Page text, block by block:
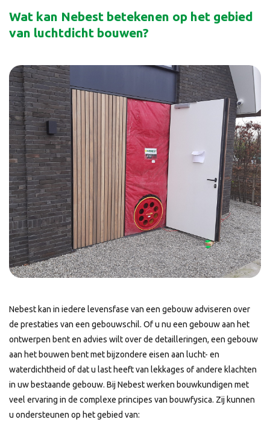
Wat kan Nebest betekenen op het gebied
van luchtdicht bouwen?
Nebest kan in iedere levensfase van een gebouw adviseren over
de prestaties van een gebouwschil. Of u nu een gebouw aan het
ontwerpen bent en advies wilt over de detailleringen, een gebouw
aan het bouwen bent met bijzondere eisen aan lucht- en
waterdichtheid of dat u last heeft van lekkages of andere klachten
in uw bestaande gebouw. Bij Nebest werken bouwkundigen met
veel ervaring in de complexe principes van bouwfysica. Zij kunnen
u ondersteunen op het gebied van: